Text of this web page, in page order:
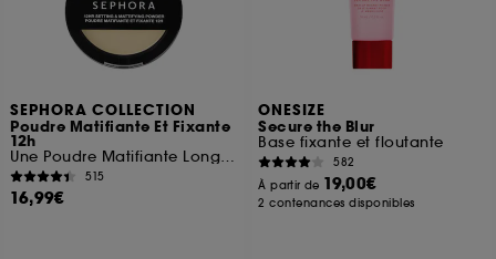
SEPHORA COLLECTION
Poudre Matifiante Et Fixante
12h
Une Poudre Matifiante Longue Tenue
515
16,99€
ONESIZE
Secure the Blur
Base fixante et floutante
582
À partir de 19,00€
2 contenances disponibles